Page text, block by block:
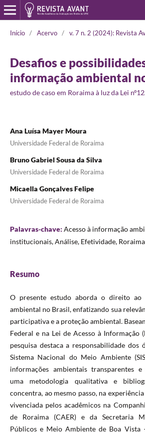
Início / Acervo / v. 7 n. 2 (2024): Revista
Desafios e
informação ambiental
estudo de caso em Roraima à luz da Lei
Ana Luísa Mayer Moura
Universidade Federal de Roraima
Bruno Gabriel Sousa da Silva
Universidade Federal de Roraima
Micaella Gonçalves Felipe
Universidade Federal de Roraima
Palavras-chave: Acesso à informação
institucionais, Análise, Efetividade, Roraima
Resumo
O presente estudo aborda o direito ao
ambiental no Brasil, enfatizando sua
participativa e a proteção ambiental.
Federal e na Lei de Acesso à Informação
pesquisa destaca a responsabilidade dos
Sistema Nacional do Meio Ambiente
informações ambientais transparentes
uma metodologia qualitativa e
concentra, ao mesmo passo, na
vivenciada pelos acadêmicos na
de Roraima (CAER) e da Secretaria
Públicos e Meio Ambiente de Boa Vista